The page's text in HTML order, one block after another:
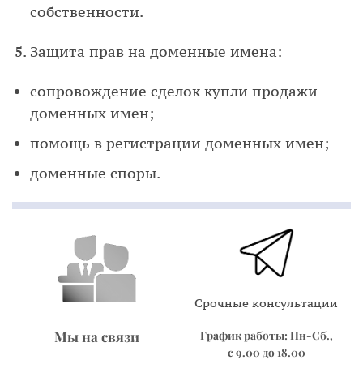
собственности.
Защита прав на доменные имена:
сопровождение сделок купли продажи
доменных имен;
помощь в регистрации доменных имен;
доменные споры.
Мы на связи
Срочные консультации
График работы: Пн-Сб.,
с 9.00 до 18.00